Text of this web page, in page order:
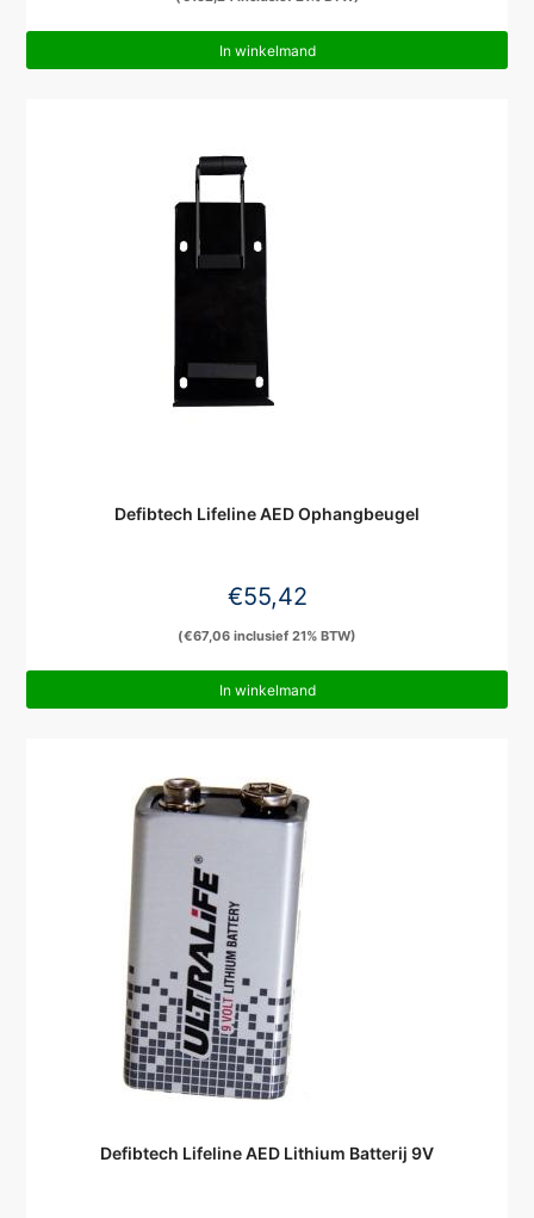
In winkelmand
Defibtech Lifeline AED Ophangbeugel
€55,42
(€67,06 inclusief 21% BTW)
In winkelmand
Defibtech Lifeline AED Lithium Batterij 9V